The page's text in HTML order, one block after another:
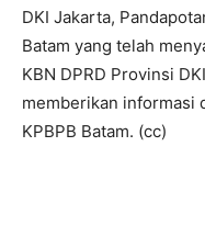
DKI Jakarta,
Batam yang telah
KBN DPRD Provinsi
memberikan informasi
KPBPB Batam. (cc)